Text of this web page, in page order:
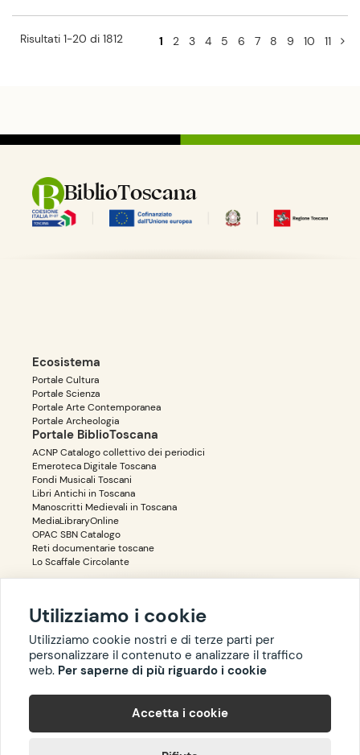
Risultati 1-20 di 1812 1 2 3 4 5 6 7 8 9 10 11
BiblioToscana
Ecosistema
Portale Cultura
Portale Scienza
Portale Arte Contemporanea
Portale Archeologia
Portale BiblioToscana
ACNP Catalogo collettivo dei periodici
Emeroteca Digitale Toscana
Fondi Musicali Toscani
Libri Antichi in Toscana
Manoscritti Medievali in Toscana
MediaLibraryOnline
OPAC SBN Catalogo
Reti documentarie toscane
Lo Scaffale Circolante
Accessibilità Privacy
BIBLIOTOSCANA: tutti i diritti riservati quanto ai dati
Utilizziamo i cookie
Utilizziamo cookie nostri e di terze parti per
personalizzare il contenuto e analizzare il traffico
web. Per saperne di più riguardo i cookie
Accetta i cookie